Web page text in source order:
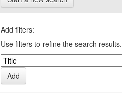
Add filters:
Use filters to refine the search results.